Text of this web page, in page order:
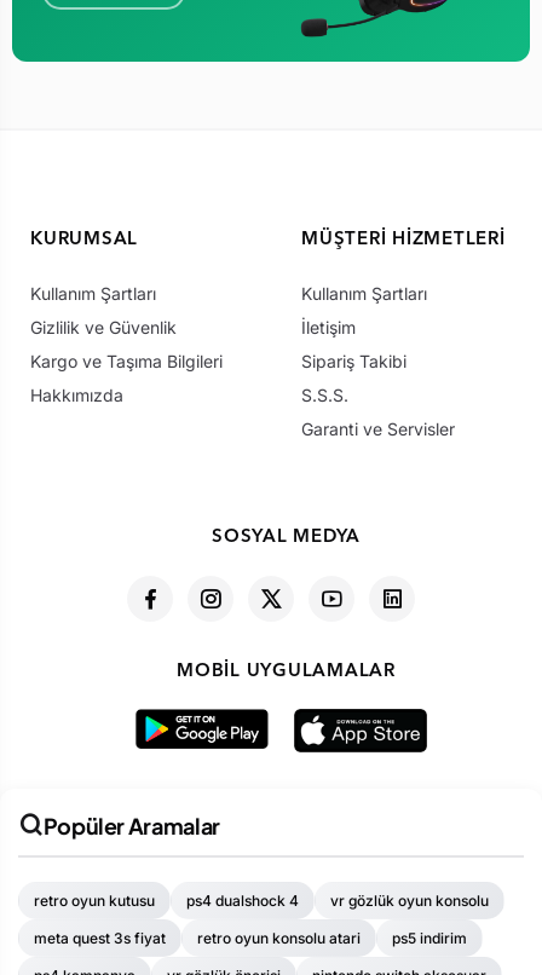
KURUMSAL
Kullanım Şartları
Gizlilik ve Güvenlik
Kargo ve Taşıma Bilgileri
Hakkımızda
MÜŞTERI HIZMETLERI
Kullanım Şartları
İletişim
Sipariş Takibi
S.S.S.
Garanti ve Servisler
SOSYAL MEDYA
MOBIL UYGULAMALAR
Popüler Aramalar
retro oyun kutusu ps4 dualshock 4 vr gözlük oyun konsolu
meta quest 3s fiyat retro oyun konsolu atari ps5 indirim